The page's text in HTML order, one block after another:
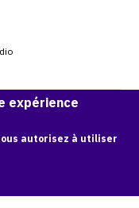
de formes - 1995
ark:38997/o18p
expérience
autorisez à utiliser